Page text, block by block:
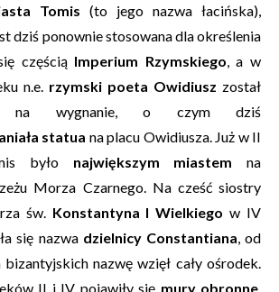
Tomis (to jego nazwa łacińska),
dziś ponownie stosowana dla określenia
częścią Imperium Rzymskiego, a w
n.e. rzymski poeta Owidiusz został
na wygnanie, o czym dziś
statua na placu Owidiusza. Już w II
było największym miastem na
Morza Czarnego. Na cześć siostry
św. Konstantyna I Wielkiego w IV
się nazwa dzielnicy Constantiana, od
nazwę wzięł cały ośrodek.
II i IV pojawiły się mury obronne,